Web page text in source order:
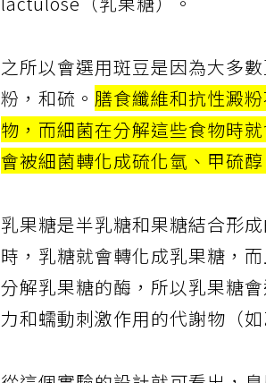
lactulose（乳果糖）。
之所以會選用斑豆是因為大多
粉，和硫。膳食纖維和抗性澱
物，而細菌在分解這些食物時
會被細菌轉化成硫化氫、甲硫
乳果糖是半乳糖和果糖結合形
時，乳糖就會轉化成乳果糖，
分解乳果糖的酶，所以乳果糖
力和蠕動刺激作用的代謝物（